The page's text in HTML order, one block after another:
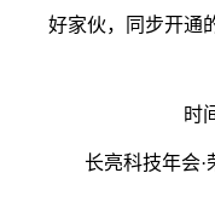
好家伙，同步开通
时
长亮科技年会